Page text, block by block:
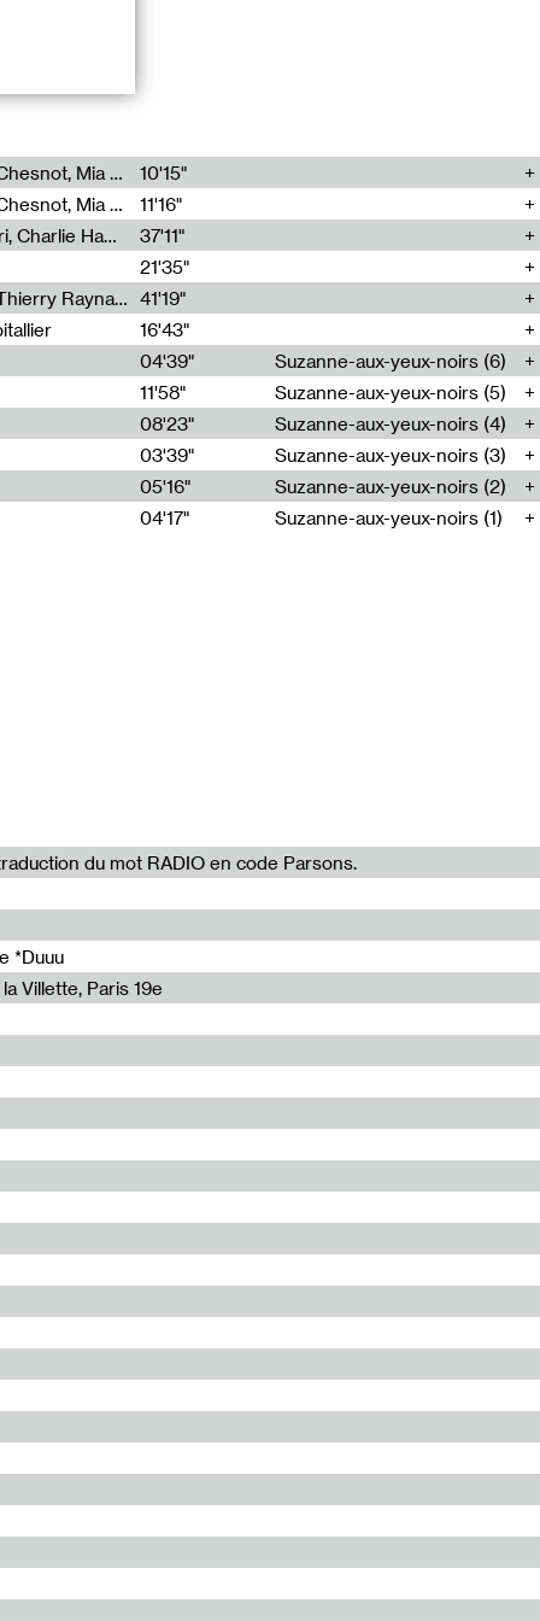
semaine,
une
ou un
réponse au
public, et à
la galerie
sont
Théo Robine-Langlois, Emilien Chesnot, Mia Trabalon
10'15"
Théo Robine-Langlois, Emilien Chesnot, Mia Trabalon
11'16"
Corentin Canesson, Julien Tiberi, Charlie Hamish Jeffery
37'11"
21'35"
Jérôme Game, Thomas Corlin, Thierry Raynaud, Hubert Colas
41'19"
16'43"
04'39"
Suzanne-aux-yeux-noirs (6)
11'58"
Suzanne-aux-yeux-noirs (5)
08'23"
Suzanne-aux-yeux-noirs (4)
03'39"
Suzanne-aux-yeux-noirs (3)
05'16"
Suzanne-aux-yeux-noirs (2)
04'17" Suzanne-aux-yeux-noirs (1)
du mot RADIO en code Parsons.
*Duuu
Villette, Paris 19e